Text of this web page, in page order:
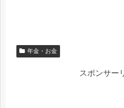
年金・お金
スポンサー